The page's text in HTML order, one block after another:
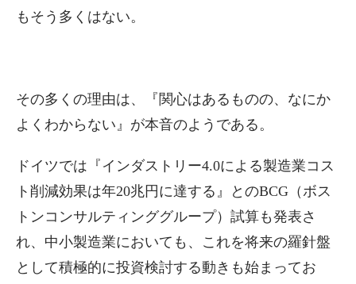
もそう多くはない。
その多くの理由は、『関心はあるものの、なにか
よくわからない』が本音のようである。
ドイツでは『インダストリー4.0による製造業コス
ト削減効果は年20兆円に達する』とのBCG（ボス
トンコンサルティンググループ）試算も発表さ
れ、中小製造業においても、これを将来の羅針盤
として積極的に投資検討する動きも始まってお